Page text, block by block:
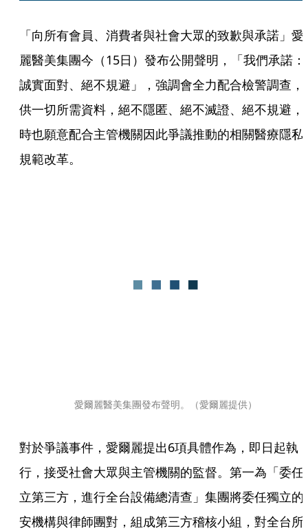
「向所有會員、消費者與社會大眾的致歉與承諾」愛
麗醫美集團今（15日）發布公開聲明，「我們承諾：
誠實面對、絕不規避」，強調會全力配合檢警調查，
供一切所需資料，絕不隱匿、絕不滅證、絕不規避，
時也願意配合主管機關因此爭議推動的相關醫療隱私
規範改革。
愛爾麗醫美集團發布聲明。（愛爾麗提供）
對於爭議事件，愛爾麗提出6項具體作為，即日起執
行，接受社會大眾與主管機關的監督。第一為「委任
立第三方，進行全台設備總清查」集團將委任獨立的
安機構與律師團對，組成第三方稽核小組，對全台所